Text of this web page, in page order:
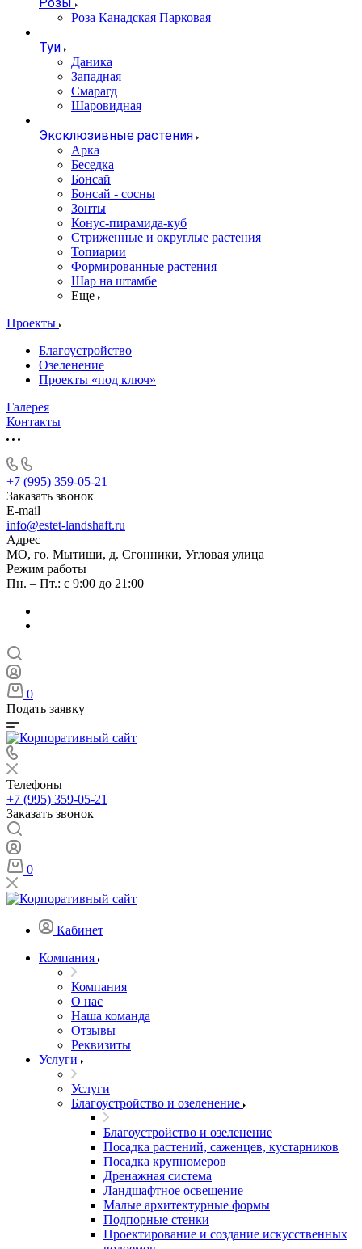
Роза Канадская Парковая
Туи
Даника
Западная
Смарагд
Шаровидная
Эксклюзивные растения
Арка
Беседка
Бонсай
Бонсай - сосны
Зонты
Конус-пирамида-куб
Стриженные и округлые растения
Топиарии
Формированные растения
Шар на штамбе
Еще
Проекты
Благоустройство
Озеленение
Проекты «под ключ»
Галерея
Контакты
+7 (995) 359-05-21
Заказать звонок
E-mail
info@estet-landshaft.ru
Адрес
МО, го. Мытищи, д. Сгонники, Угловая улица
Режим работы
Пн. – Пт.: с 9:00 до 21:00
0
Подать заявку
Телефоны
+7 (995) 359-05-21
Заказать звонок
0
Кабинет
Компания
Компания
О нас
Наша команда
Отзывы
Реквизиты
Услуги
Услуги
Благоустройство и озеленение
Благоустройство и озеленение
Посадка растений, саженцев, кустарников
Посадка крупномеров
Дренажная система
Ландшафтное освещение
Малые архитектурные формы
Подпорные стенки
Проектирование и создание искусственных